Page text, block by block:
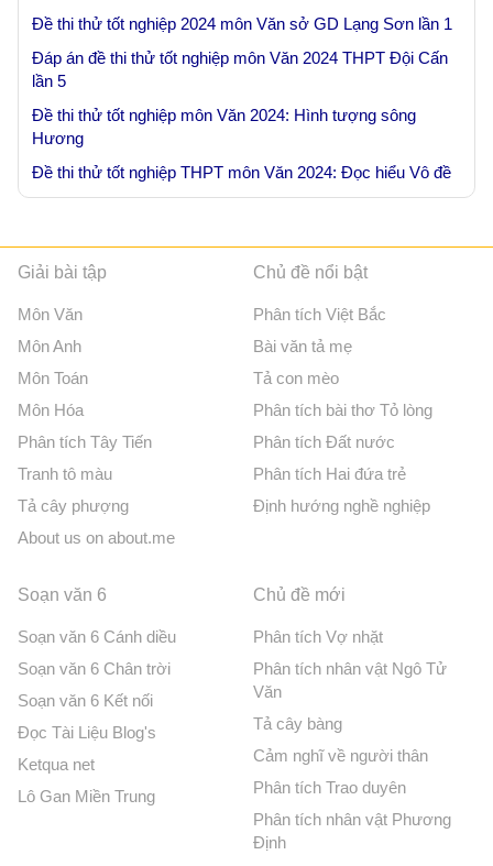
Đề thi thử tốt nghiệp 2024 môn Văn sở GD Lạng Sơn lần 1
Đáp án đề thi thử tốt nghiệp môn Văn 2024 THPT Đội Cấn
lần 5
Đề thi thử tốt nghiệp môn Văn 2024: Hình tượng sông
Hương
Đề thi thử tốt nghiệp THPT môn Văn 2024: Đọc hiểu Vô đề
Giải bài tập
Môn Văn
Môn Anh
Môn Toán
Môn Hóa
Phân tích Tây Tiến
Tranh tô màu
Tả cây phượng
About us on about.me
Chủ đề nổi bật
Phân tích Việt Bắc
Bài văn tả mẹ
Tả con mèo
Phân tích bài thơ Tỏ lòng
Phân tích Đất nước
Phân tích Hai đứa trẻ
Định hướng nghề nghiệp
Soạn văn 6
Soạn văn 6 Cánh diều
Soạn văn 6 Chân trời
Soạn văn 6 Kết nối
Đọc Tài Liệu Blog's
Ketqua net
Lô Gan Miền Trung
Chủ đề mới
Phân tích Vợ nhặt
Phân tích nhân vật Ngô Tử
Văn
Tả cây bàng
Cảm nghĩ về người thân
Phân tích Trao duyên
Phân tích nhân vật Phương
Định